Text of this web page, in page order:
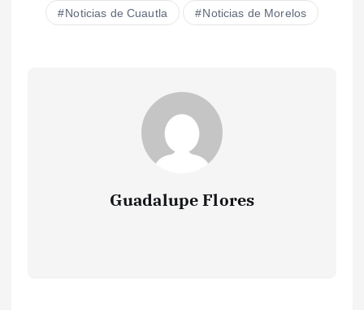
Noticias de Cuautla Noticias de Morelos
Guadalupe Flores